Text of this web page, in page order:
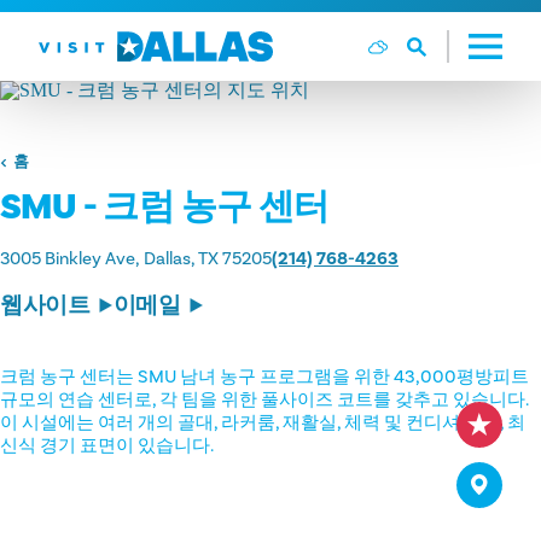
본문으로 건너뛰기
홈
SMU - 크럼 농구 센터
3005 Binkley Ave Dallas, TX 75205(214) 768-4263
웹사이트 이메일
크럼 농구 센터는 SMU 남녀 농구 프로그램을 위한 43,000평방피트
규모의 연습 센터로, 각 팀을 위한 풀사이즈 코트를 갖추고 있습니다.
이 시설에는 여러 개의 골대, 라커룸, 재활실, 체력 및 컨디셔닝 룸, 최
신식 경기 표면이 있습니다.